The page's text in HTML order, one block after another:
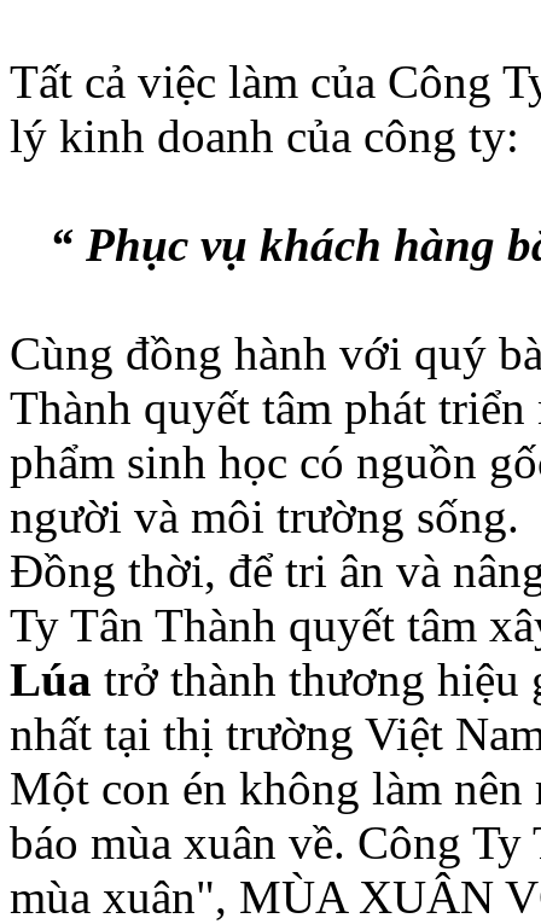
Tất cả việc làm của Công
lý kinh doanh của công ty:
“ Phục vụ khách hàng
Cùng đồng hành với quý
Thành quyết tâm phát triển
phẩm sinh học có nguồn
người và môi trường sống.
Đồng thời, để tri ân và
Ty Tân Thành quyết tâm
Lúa trở thành thương hiệu
nhất tại thị trường Việt
Một con én không làm nên
báo mùa xuân về. Công
mùa xuân", MÙA XUÂN